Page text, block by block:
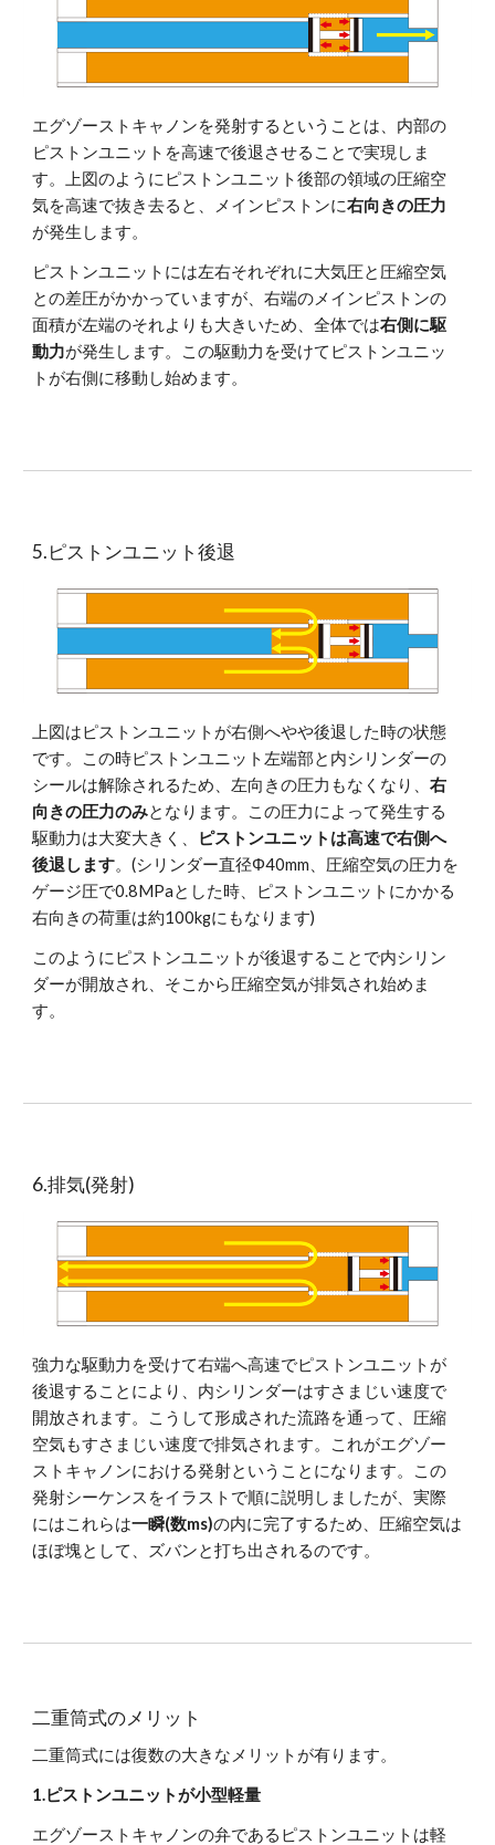
エグゾーストキャノンを発射するということは、内部の
ピストンユニットを高速で後退させることで実現しま
す。上図のようにピストンユニット後部の領域の圧縮空
気を高速で抜き去ると、メインピストンに右向きの圧力
が発生します。
ピストンユニットには左右それぞれに大気圧と圧縮空気
との差圧がかかっていますが、右端のメインピストンの
面積が左端のそれよりも大きいため、全体では右側に駆
動力が発生します。この駆動力を受けてピストンユニッ
トが右側に移動し始めます。
5.ピストンユニット後退
上図はピストンユニットが右側へやや後退した時の状態
です。この時ピストンユニット左端部と内シリンダーの
シールは解除されるため、左向きの圧力もなくなり、右
向きの圧力のみとなります。この圧力によって発生する
駆動力は大変大きく、 ピストンユニットは高速で右側へ
後退します。(シリンダー直径Φ40mm、圧縮空気の圧力を
ゲージ圧で0.8MPaとした時、ピストンユニットにかかる
右向きの荷重は約100kgにもなります)
このようにピストンユニットが後退することで内シリン
ダーが開放され、そこから圧縮空気が排気され始めま
す。
6.排気(発射)
強力な駆動力を受けて右端へ高速でピストンユニットが
後退することにより、内シリンダーはすさまじい速度で
開放されます。こうして形成された流路を通って、圧縮
空気もすさまじい速度で排気されます。これがエグゾー
ストキャノンにおける発射ということになります。この
発射シーケンスをイラストで順に説明しましたが、実際
にはこれらは一瞬(数ms)の内に完了するため、圧縮空気は
ほぼ塊として、ズバンと打ち出されるのです。
二重筒式のメリット
二重筒式には復数の大きなメリットが有ります。
1.ピストンユニットが小型軽量
エグゾーストキャノンの弁であるピストンユニットは軽